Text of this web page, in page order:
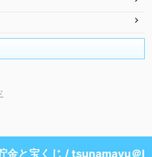
金と宝くじ / tsunamayu＠I